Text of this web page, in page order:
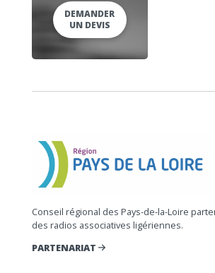
DEMANDER
UN DEVIS
Conseil régional des Pays-de-la-Loire
des radios associatives ligériennes.
PARTENARIAT